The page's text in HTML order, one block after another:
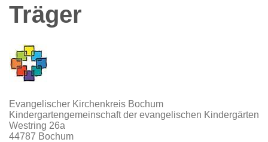
Träger
Evangelischer Kirchenkreis Bochum
Kindergartengemeinschaft der evangelischen Kindergärten
Westring 26a
44787 Bochum